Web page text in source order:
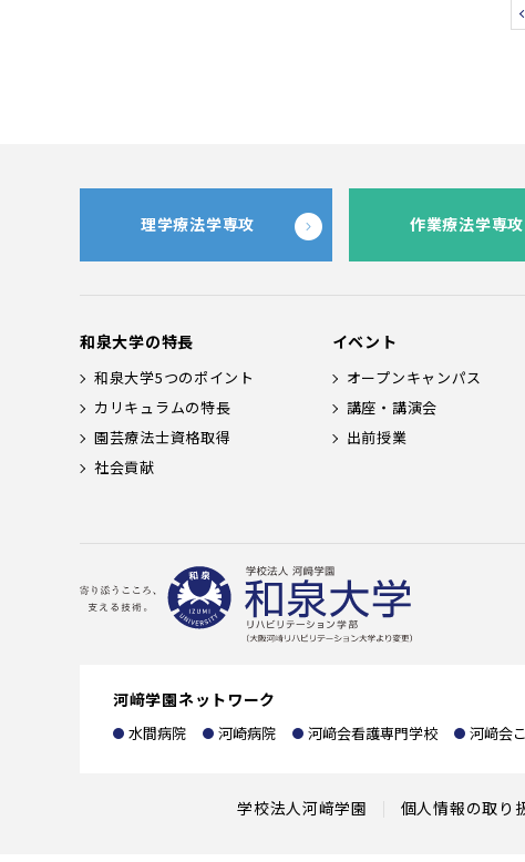
理学療法学専攻 作業療法学専攻
和泉大学の特長
和泉大学5つのポイント
カリキュラムの特長
園芸療法士資格取得
社会貢献
イベント
オープンキャンパス
講座・講演会
出前授業
河﨑学園ネットワーク
水間病院 河崎病院 河﨑会看護専門学校 河﨑会
学校法人河﨑学園 個人情報の取り